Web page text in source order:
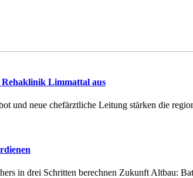
Limmattal aus
und neue chefärztliche Leitung stärken die
in drei Schritten berechnen Zukunft Altbau: